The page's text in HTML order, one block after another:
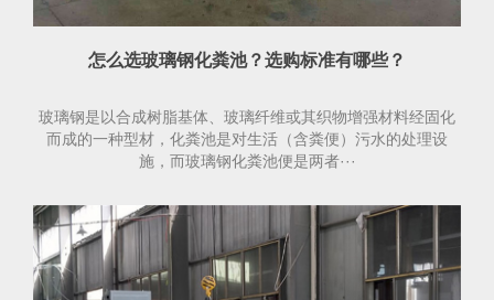
怎么选玻璃钢化粪池？选购标准有哪些？
玻璃钢是以合成树脂基体、玻璃纤维或其织物增强材料经固化
而成的一种型材，化粪池是对生活（含粪便）污水的处理设
施，而玻璃钢化粪池便是两者···